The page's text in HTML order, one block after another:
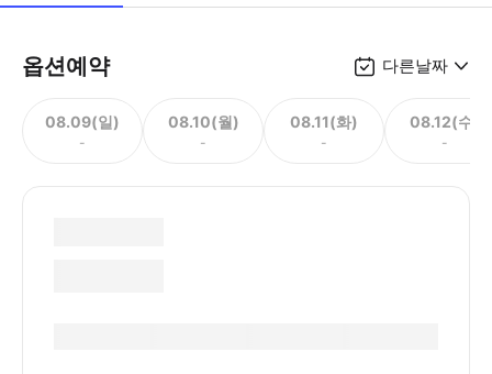
옵션예약 다른날짜
08.09(일)
-
08.10(월)
-
08.11(화)
-
08.12(수)
-